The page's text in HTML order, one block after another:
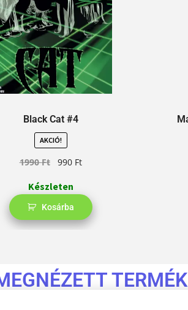
Black Cat #4
AKCIÓ!
1990Ft 990 Ft
Készleten
Kosárba